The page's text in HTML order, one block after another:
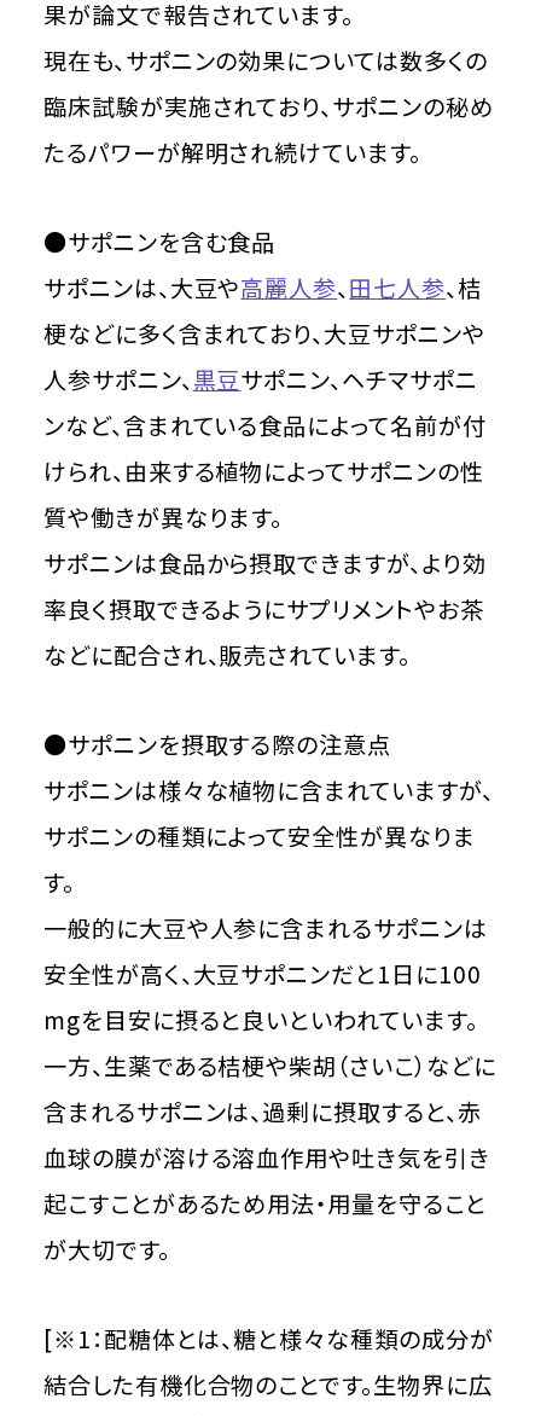
果が論文で報告されています。
現在も、サポニンの効果については数多くの
臨床試験が実施されており、サポニンの秘め
たるパワーが解明され続けています。
●サポニンを含む食品
サポニンは、大豆や高麗人参、田七人参、桔
梗などに多く含まれており、大豆サポニンや
人参サポニン、黒豆サポニン、ヘチマサポニ
ンなど、含まれている食品によって名前が付
けられ、由来する植物によってサポニンの性
質や働きが異なります。
サポニンは食品から摂取できますが、より効
率良く摂取できるようにサプリメントやお茶
などに配合され、販売されています。
●サポニンを摂取する際の注意点
サポニンは様々な植物に含まれていますが、
サポニンの種類によって安全性が異なりま
す。
一般的に大豆や人参に含まれるサポニンは
安全性が高く、大豆サポニンだと1日に100
mgを目安に摂ると良いといわれています。
一方、生薬である桔梗や柴胡（さいこ）などに
含まれるサポニンは、過剰に摂取すると、赤
血球の膜が溶ける溶血作用や吐き気を引き
起こすことがあるため用法・用量を守ること
が大切です。
[※1：配糖体とは、糖と様々な種類の成分が
結合した有機化合物のことです。生物界に広